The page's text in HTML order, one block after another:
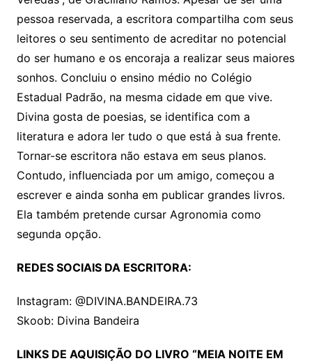
pessoa reservada, a escritora compartilha com seus
leitores o seu sentimento de acreditar no potencial
do ser humano e os encoraja a realizar seus maiores
sonhos. Concluiu o ensino médio no Colégio
Estadual Padrão, na mesma cidade em que vive.
Divina gosta de poesias, se identifica com a
literatura e adora ler tudo o que está à sua frente.
Tornar-se escritora não estava em seus planos.
Contudo, influenciada por um amigo, começou a
escrever e ainda sonha em publicar grandes livros.
Ela também pretende cursar Agronomia como
segunda opção.
REDES SOCIAIS DA ESCRITORA:
Instagram: @DIVINA.BANDEIRA.73
Skoob: Divina Bandeira
LINKS DE AQUISIÇÃO DO LIVRO “MEIA NOITE EM